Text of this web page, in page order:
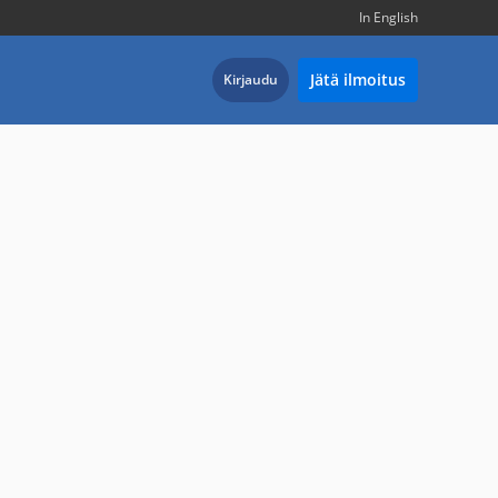
In English
Kirjaudu Jätä ilmoitus